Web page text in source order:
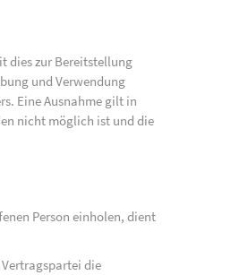
dies zur Bereitstellung
und Verwendung
Eine Ausnahme gilt in
nicht möglich ist und die
Person einholen, dient
die